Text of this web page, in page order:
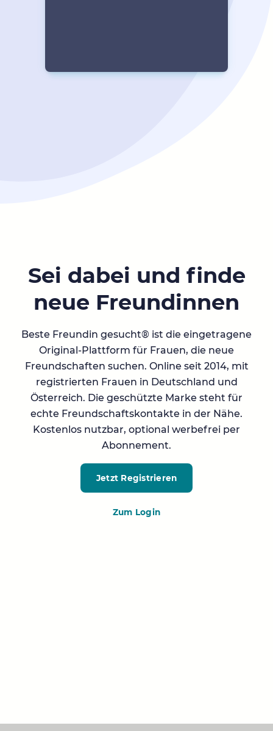
Sei dabei und finde
neue Freundinnen
Beste Freundin gesucht® ist die eingetragene
Original-Plattform für Frauen, die neue
Freundschaften suchen. Online seit 2014, mit
registrierten Frauen in Deutschland und
Österreich. Die geschützte Marke steht für
echte Freundschaftskontakte in der Nähe.
Kostenlos nutzbar, optional werbefrei per
Abonnement.
Jetzt Registrieren
Zum Login